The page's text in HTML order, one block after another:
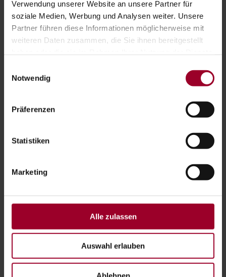
Verwendung unserer Website an unsere Partner für
soziale Medien, Werbung und Analysen weiter. Unsere
Partner führen diese Informationen möglicherweise mit
weiteren Daten zusammen, die Sie ihnen bereitgestellt
Impressum
Notwendig
Präferenzen
Statistiken
Marketing
Alle zulassen
Auswahl erlauben
Fax:+43 463 42080020
JOB TEILEN: